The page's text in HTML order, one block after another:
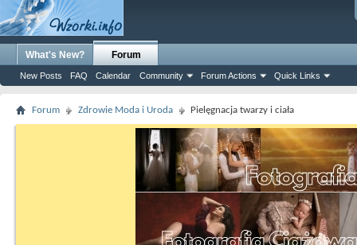
What's New? Forum
New Posts FAQ Calendar Community Forum Actions Quick Links
Forum Zdrowie Moda i Uroda Pielęgnacja twarzy i ciała